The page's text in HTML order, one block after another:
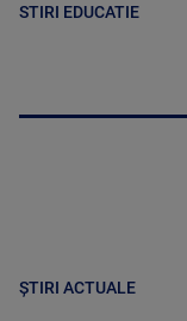
STIRI EDUCATIE
ȘTIRI ACTUALE